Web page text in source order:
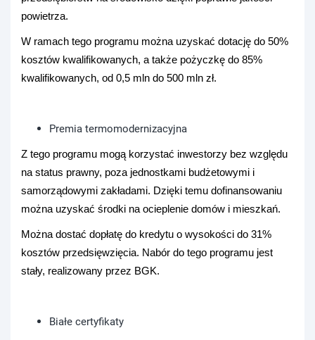
powietrza.
W ramach tego programu można uzyskać dotację do 50%
kosztów kwalifikowanych, a także pożyczkę do 85%
kwalifikowanych, od 0,5 mln do 500 mln zł.
Premia termomodernizacyjna
Z tego programu mogą korzystać inwestorzy bez względu
na status prawny, poza jednostkami budżetowymi i
samorządowymi zakładami. Dzięki temu dofinansowaniu
można uzyskać środki na ocieplenie domów i mieszkań.
Można dostać dopłatę do kredytu o wysokości do 31%
kosztów przedsięwzięcia. Nabór do tego programu jest
stały, realizowany przez BGK.
Białe certyfikaty